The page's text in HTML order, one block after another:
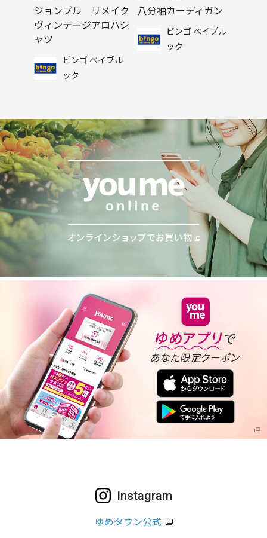
ジョンブル リメイク
ヴィンテージアロハシ
ャツ
ビンゴ ベイブル
ック
八分袖カーディガン
ビンゴ ベイブル
ック
Instagram
ゆめタウン公式